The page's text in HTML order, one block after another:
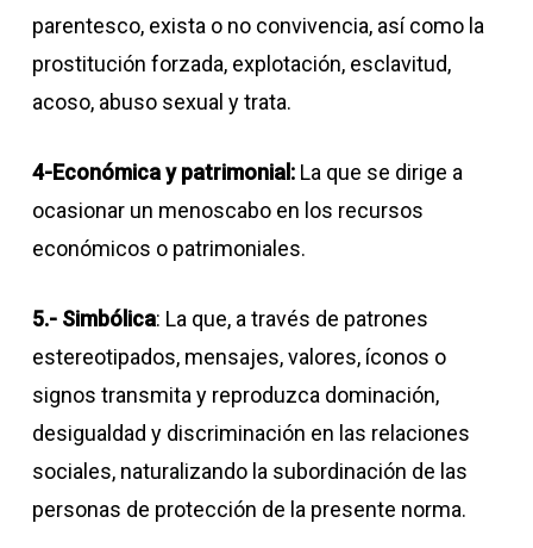
parentesco, exista o no convivencia, así como la
prostitución forzada, explotación, esclavitud,
acoso, abuso sexual y trata.
4-Económica y patrimonial:La que se dirige a
ocasionar un menoscabo en los recursos
económicos o patrimoniales.
5.- Simbólica: La que, a través de patrones
estereotipados, mensajes, valores, íconos o
signos transmita y reproduzca dominación,
desigualdad y discriminación en las relaciones
sociales, naturalizando la subordinación de las
personas de protección de la presente norma.